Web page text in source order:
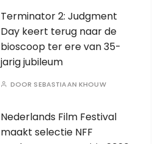
Terminator 2: Judgment
Day keert terug naar de
bioscoop ter ere van 35-
jarig jubileum
DOOR SEBASTIAAN KHOUW
Nederlands Film Festival
maakt selectie NFF